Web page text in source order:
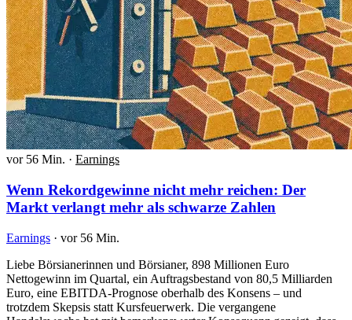
vor 56 Min. · Earnings
Wenn Rekordgewinne nicht mehr reichen: Der
Markt verlangt mehr als schwarze Zahlen
Earnings · vor 56 Min.
Liebe Börsianerinnen und Börsianer, 898 Millionen Euro
Nettogewinn im Quartal, ein Auftragsbestand von 80,5 Milliarden
Euro, eine EBITDA-Prognose oberhalb des Konsens – und
trotzdem Skepsis statt Kursfeuerwerk. Die vergangene